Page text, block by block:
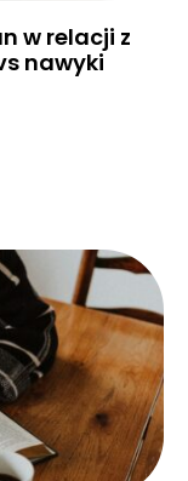
w relacji z
nawyki